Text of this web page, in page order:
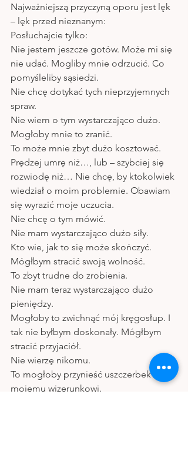
Najważniejszą przyczyną oporu jest lęk
– lęk przed nieznanym:
Posłuchajcie tylko:
Nie jestem jeszcze gotów. Może mi się
nie udać. Mogliby mnie odrzucić. Co
pomyśleliby sąsiedzi.
Nie chcę dotykać tych nieprzyjemnych
spraw.
Nie wiem o tym wystarczająco dużo.
Mogłoby mnie to zranić.
To może mnie zbyt dużo kosztować.
Prędzej umrę niż…, lub – szybciej się
rozwiodę niż… Nie chcę, by ktokolwiek
wiedział o moim problemie. Obawiam
się wyrazić moje uczucia.
Nie chcę o tym mówić.
Nie mam wystarczająco dużo siły.
Kto wie, jak to się może skończyć.
Mógłbym stracić swoją wolność.
To zbyt trudne do zrobienia.
Nie mam teraz wystarczająco dużo
pieniędzy.
Mogłoby to zwichnąć mój kręgosłup. I
tak nie byłbym doskonały. Mógłbym
stracić przyjaciół.
Nie wierzę nikomu.
To mogłoby przynieść uszczerbek
mojemu wizerunkowi.